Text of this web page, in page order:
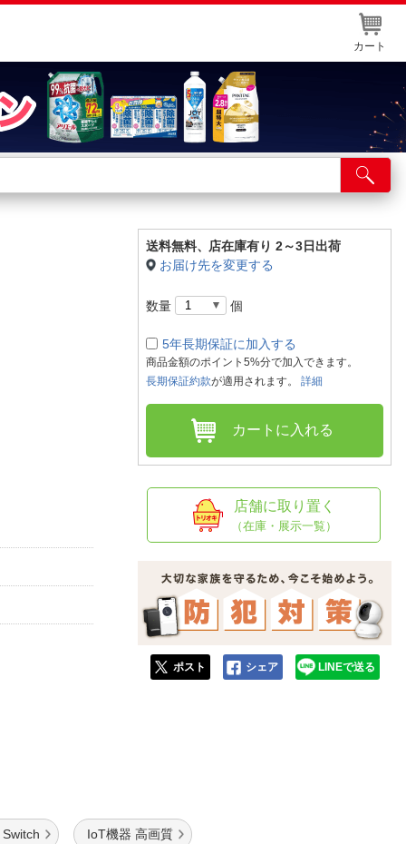
カート
舗サービス
ト取り置き
送料無料、 店在庫有り 2～3日出荷
お届け先を変更する
数量 個
5年長期保証に加入する
商品金額のポイント5%分で加入できます。
長期保証約款が適用されます。 詳細
カートに入れる
店舗に取り置く
（在庫・展示一覧）
ポスト シェア LINEで送る
IoT機器 高画質